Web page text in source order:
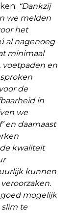
“Dankzij
we melden
het
al nagenoeg
minimaal
voetpaden en
de
in
we
en daarnaast
kwaliteit
kunnen
goed mogelijk
te